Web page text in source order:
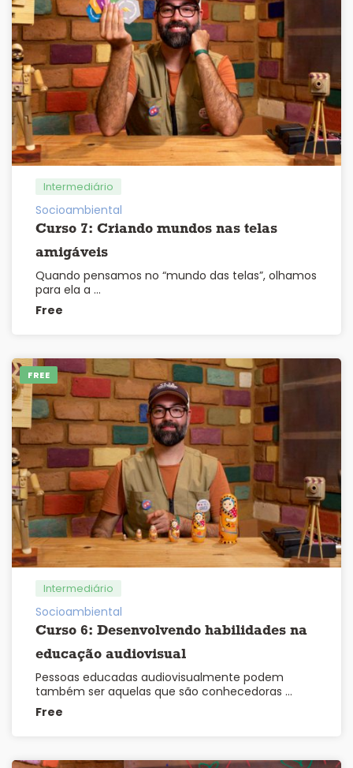
Intermediário
Socioambiental
Curso 7: Criando mundos nas telas
amigáveis
Quando pensamos no “mundo das telas”, olhamos
para ela a …
Free
FREE
Intermediário
Socioambiental
Curso 6: Desenvolvendo habilidades na
educação audiovisual
Pessoas educadas audiovisualmente podem
também ser aquelas que são conhecedoras …
Free